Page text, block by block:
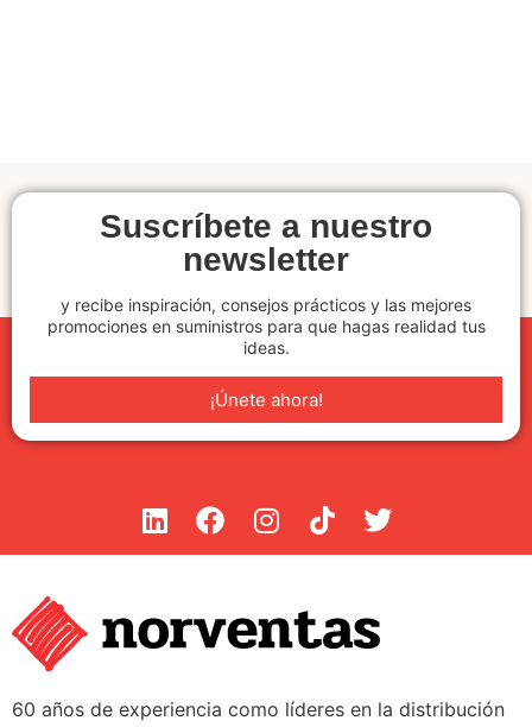
Suscríbete a nuestro
newsletter
y recibe inspiración, consejos prácticos y las mejores
promociones en suministros para que hagas realidad tus
ideas.
¡Únete ahora!
60 años de experiencia como líderes en la distribución